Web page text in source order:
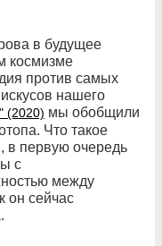
в будущее
космизме
против самых
нашего
(2020) мы обобщили
Что такое
в первую очередь
с
между
он сейчас